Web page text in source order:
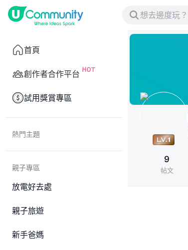
首頁
創作者合作平台
試用獎賞專區
熱門主題
親子專區
放電好去處
親子旅遊
新手爸媽
9
帖文